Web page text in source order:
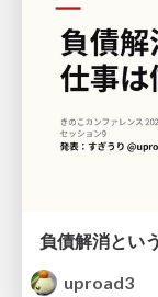
負債解消とい
uproad3